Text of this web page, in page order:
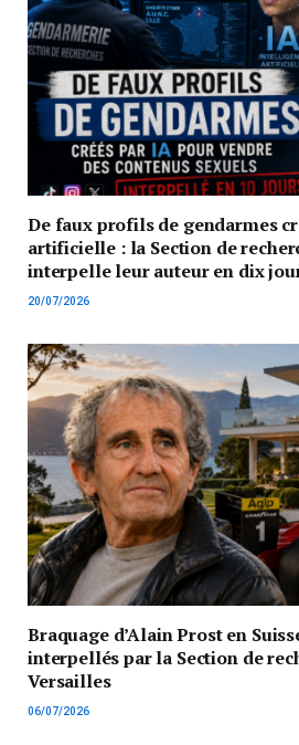
De faux profils de gendarmes
artificielle : la Section de
interpelle leur auteur en dix
20/07/2026
Braquage d’Alain Prost en
interpellés par la Section de
Versailles
06/07/2026